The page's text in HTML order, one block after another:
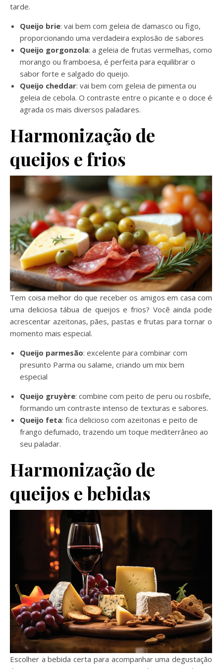
tarde.
Queijo brie: vai bem com geleia de damasco ou figo,
proporcionando uma verdadeira explosão de sabores
Queijo gorgonzola: a geleia de frutas vermelhas, como
morango ou framboesa, é perfeita para equilibrar o
sabor forte e salgado do queijo.
Queijo cheddar: vai bem com geleia de pimenta ou
geleia de cebola. O contraste entre o picante e o doce é
agrada os mais diversos paladares.
Harmonização de
queijos e frios
Tem coisa melhor do que receber os amigos em casa com
uma deliciosa tábua de queijos e frios? Você ainda pode
acrescentar azeitonas, pães, pastas e frutas para tornar o
momento mais especial.
Queijo parmesão: excelente para combinar com
presunto Parma ou salame, criando um mix bem
especial
Queijo gruyère: combine com peito de peru ou rosbife,
formando um contraste intenso de texturas e sabores.
Queijo feta: fica delicioso com azeitonas e peito de
frango defumado, trazendo um toque mediterrâneo ao
seu paladar.
Harmonização de
queijos e bebidas
Escolher a bebida certa para acompanhar uma degustação